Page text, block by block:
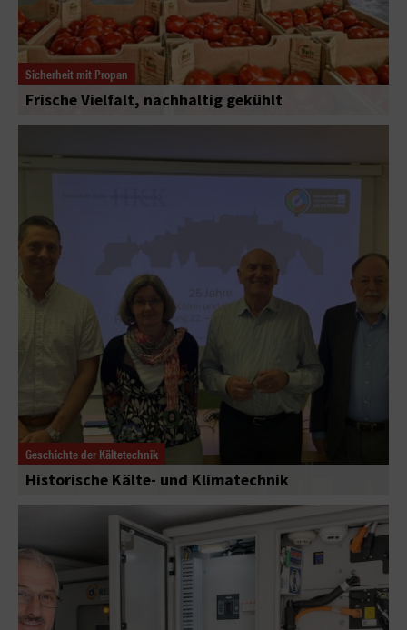
Sicherheit mit Propan
Frische Vielfalt, nachhaltig gekühlt
Geschichte der Kältetechnik
Historische Kälte- und Klimatechnik